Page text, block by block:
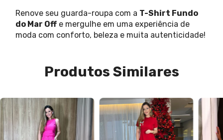
Renove seu guarda-roupa com a T-Shirt Fundo
do Mar Off e mergulhe em uma experiência de
moda com conforto, beleza e muita autenticidade!
Produtos Similares